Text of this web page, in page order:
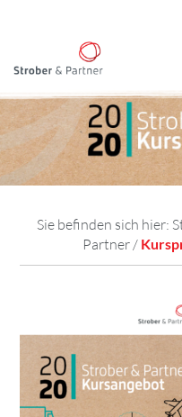
Sie befinden sich hier:
Partner/